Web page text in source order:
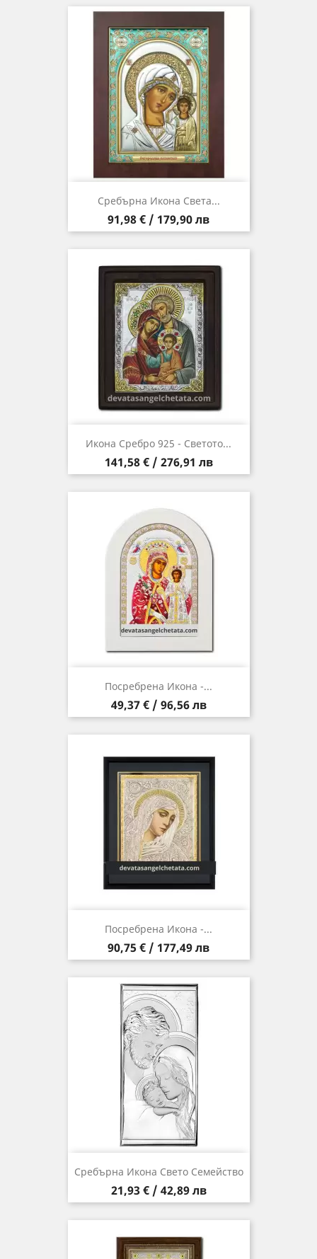
Сребърна Икона Света...
Цена
91,98 € / 179,90 лв
Икона Сребро 925 - Светото...
Цена
141,58 € / 276,91 лв
Посребрена Икона -...
Цена
49,37 € / 96,56 лв
Посребрена Икона -...
Цена
90,75 € / 177,49 лв
Сребърна Икона Свето Семейство
Цена
21,93 € / 42,89 лв